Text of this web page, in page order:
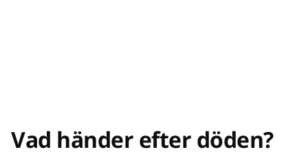
Vad händer efter döden?